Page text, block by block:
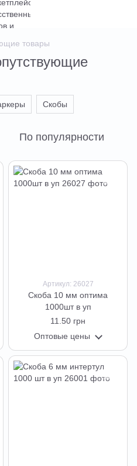
товары
Скобы
По популярности
Артикул: 26027
Скоба 10 мм оптима
1000шт в уп
11.50 грн
Оптовые цены